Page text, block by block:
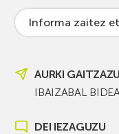
Informa zaitez
AURKI GAITZAZU
IBAIZABAL
DEI IEZAGUZU